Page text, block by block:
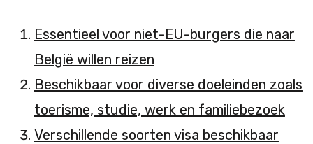
Essentieel voor niet-EU-burgers die naar
België willen reizen
Beschikbaar voor diverse doeleinden zoals
toerisme, studie, werk en familiebezoek
Verschillende soorten visa beschikbaar